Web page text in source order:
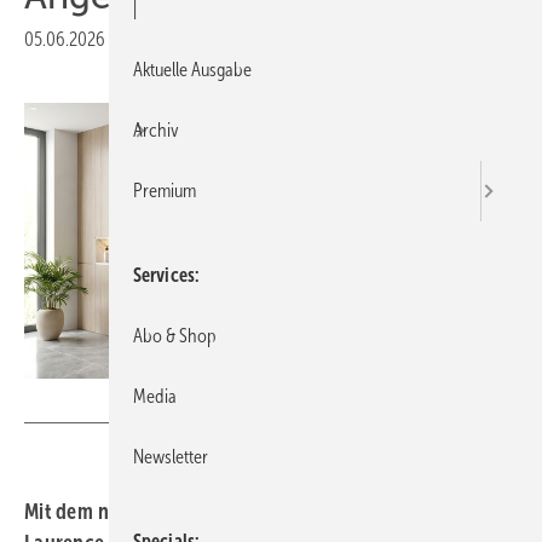
05.06.2026
Mit dem neuen Duschtürbeschlag Murello stellt C.R.
Aktuelle Ausgabe
Archiv
Premium
Services
Abo & Shop
Media
Newsletter